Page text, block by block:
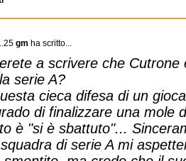
gm ha scritto...
a scrivere che Cutrone
serie A?
cieca difesa di un
di finalizzare una mole
è "si è sbattuto"...
di serie A mi